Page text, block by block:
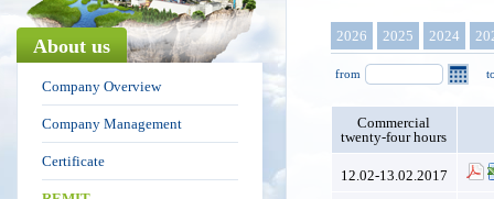
About us
Company Overview
Company Management
Certificate
2026 2025 2024
from
Commercial
twenty-four hours
12.02-13.02.2017